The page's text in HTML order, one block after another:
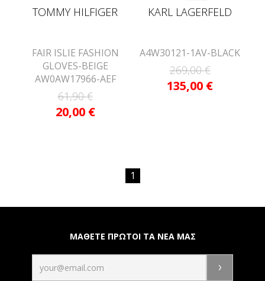
TOMMY HILFIGER
FAIR ISLIE FASHION
GLOVES-BEIGE
AW0AW17966-AEF
61,90 €
20,00 €
KARL LAGERFELD
A4W30121-1AV-BLACK
269,00 €
135,00 €
1
ΜΑΘΕΤΕ ΠΡΩΤΟΙ ΤΑ ΝΕΑ ΜΑΣ